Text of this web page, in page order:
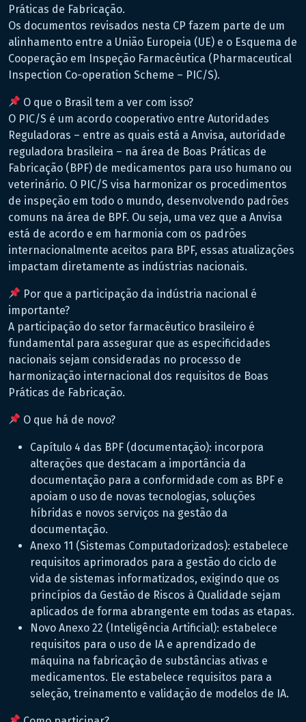
Práticas de Fabricação.
Os documentos revisados nesta CP fazem parte de um
alinhamento entre a União Europeia (UE) e o Esquema de
Cooperação em Inspeção Farmacêutica (Pharmaceutical
Inspection Co-operation Scheme – PIC/S).
O que o Brasil tem a ver com isso?
O PIC/S é um acordo cooperativo entre Autoridades
Reguladoras – entre as quais está a Anvisa, autoridade
reguladora brasileira – na área de Boas Práticas de
Fabricação (BPF) de medicamentos para uso humano ou
veterinário. O PIC/S visa harmonizar os procedimentos
de inspeção em todo o mundo, desenvolvendo padrões
comuns na área de BPF. Ou seja, uma vez que a Anvisa
está de acordo e em harmonia com os padrões
internacionalmente aceitos para BPF, essas atualizações
impactam diretamente as indústrias nacionais.
Por que a participação da indústria nacional é
importante?
A participação do setor farmacêutico brasileiro é
fundamental para assegurar que as especificidades
nacionais sejam consideradas no processo de
harmonização internacional dos requisitos de Boas
Práticas de Fabricação.
O que há de novo?
Capítulo 4 das BPF (documentação): incorpora
alterações que destacam a importância da
documentação para a conformidade com as BPF e
apoiam o uso de novas tecnologias, soluções
híbridas e novos serviços na gestão da
documentação.
Anexo 11 (Sistemas Computadorizados): estabelece
requisitos aprimorados para a gestão do ciclo de
vida de sistemas informatizados, exigindo que os
princípios da Gestão de Riscos à Qualidade sejam
aplicados de forma abrangente em todas as etapas.
Novo Anexo 22 (Inteligência Artificial): estabelece
requisitos para o uso de IA e aprendizado de
máquina na fabricação de substâncias ativas e
medicamentos. Ele estabelece requisitos para a
seleção, treinamento e validação de modelos de IA.